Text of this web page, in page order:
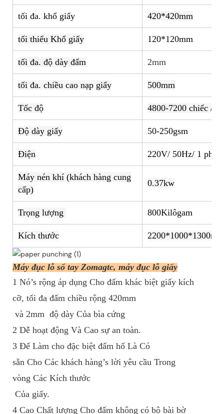
tối đa. khổ giấy 420*420mm
tối thiểu Khổ giấy 120*120mm
tối đa. độ dày đấm 2mm
tối đa. chiều cao nạp giấy 500mm
Tốc độ 4800-7200 chiếc /
Độ dày giấy 50-250gsm
Điện 220V/ 50Hz/ 1 pha/
Máy nén khí (khách hàng cung
cấp)
0.37kw
Trọng lượng 800Kilôgam
Kích thước 2200*1000*1300mm
Máy đục lỗ sổ tay Zomagtc, máy đục lỗ giấy
1 Nó’s rộng áp dụng Cho đấm khác biệt giấy kích
cỡ, tối đa đấm chiều rộng 420mm
và 2mm độ dày Của bìa cứng
2 Dễ hoạt động Và Cao sự an toàn.
3 Để Làm cho đặc biệt đấm hố Là Có
sẵn Cho Các khách hàng’s lời yêu cầu Trong
vòng Các Kích thước
Của giấy.
4 Cao Chất lượng Cho đấm không có bộ bài bờ